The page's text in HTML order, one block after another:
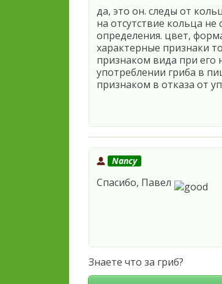
да, это он. следы от
на отсутствие кольца
определения. цвет,
характерные признаки
признаком вида при его
употреблении гриба в
признаком в отказа от
Nancy
Спасибо, Павел
Знаете что за гриб?